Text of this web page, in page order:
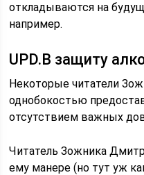
откладываются на
например.
UPD.В защиту
Некоторые читатели
однобокостью
отсутствием важных
Читатель Зожника
ему манере (но тут уж